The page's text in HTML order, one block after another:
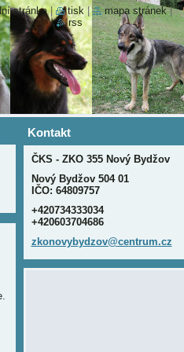
Kontakt
ČKS - ZKO 355 Nový Bydžov
Nový Bydžov 504 01
IČO: 64809757
+420734333034
+420603704686
zkonovybydzov@centrum.cz
stránka | tisk | mapa stránek |
rss